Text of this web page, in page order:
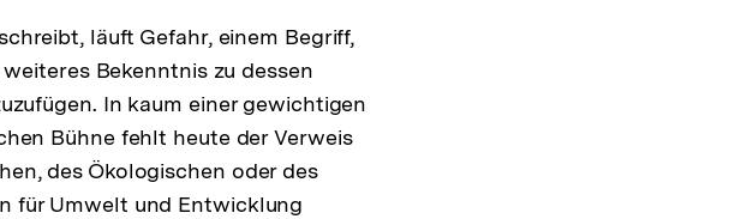
läuft Gefahr, einem Begriff,
Bekenntnis zu dessen
In kaum einer gewichtigen
Bühne fehlt heute der Verweis
des Ökologischen oder des
für Umwelt und Entwicklung